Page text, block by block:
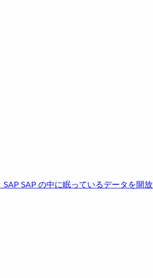
SAPSAP の中に眠っているデータを開